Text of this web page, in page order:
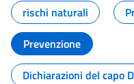
rischi naturali
Prevenzione
Dichiarazioni del capo